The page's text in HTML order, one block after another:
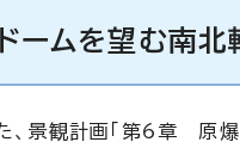
ムを望む南北
、景観計画「第6章 原